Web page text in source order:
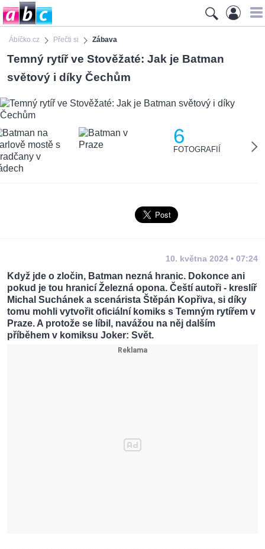
Ábíčko.cz Přečti si Zábava
Temný rytíř ve Stověžaté: Jak je Batman
světový i díky Čechům
6
FOTOGRAFIÍ
10. května 2024 • 07:24
Když jde o zločin, Batman nezná hranic. Dokonce ani
pokud je tou hranicí Železná opona. Čeští autoři - kreslíř
Michal Suchánek a scenárista Štěpán Kopřiva, si díky
tomu mohli vytvořit oficiální komiks s Temným rytířem v
Praze. A protože se líbil, navážou na něj dalším
příběhem v komiksu Joker: Svět.